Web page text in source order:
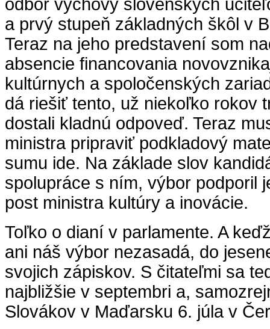
odbor výchovy slovenských
a prvý stupeň základných škôl v
Teraz na jeho predstavení som
absencie financovania
kultúrnych a spoločenských
dá riešiť tento, už niekoľko rokov
dostali kladnú odpoveď. Teraz
ministra pripraviť podkladový
sumu ide. Na základe slov
spolupráce s ním, výbor podporil
post ministra kultúry a inovácie.
Toľko o dianí v parlamente. A
ani náš výbor nezasadá, do
svojich zápiskov. S čitateľmi sa
najbližšie v septembri a,
Slovákov v Maďarsku 6. júla v